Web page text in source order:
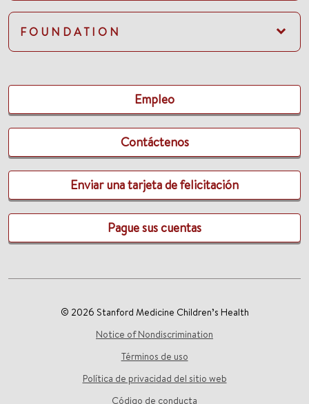
FOUNDATION
Empleo
Contáctenos
Enviar una tarjeta de felicitación
Pague sus cuentas
© 2026 Stanford Medicine Children’s Health
Notice of Nondiscrimination
Términos de uso
Política de privacidad del sitio web
Código de conducta